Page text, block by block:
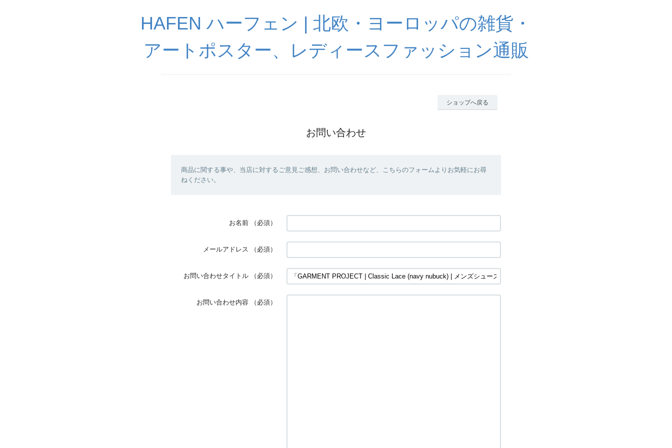
HAFEN ハーフェン | 北欧・ヨーロッパの雑貨・
アートポスター、レディースファッション通販
ショップへ戻る
お問い合わせ
商品に関する事や、当店に対するご意見ご感想、お問い合わせなど、こちらのフォームよりお気軽にお尋
ねください。
お名前 （必須）
メールアドレス （必須）
お問い合わせタイトル （必須）
お問い合わせ内容 （必須）